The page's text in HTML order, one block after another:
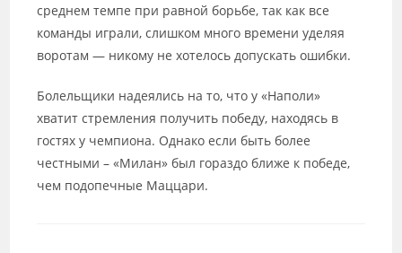
среднем темпе при равной борьбе, так как все
команды играли, слишком много времени уделяя
воротам — никому не хотелось допускать ошибки.
Болельщики надеялись на то, что у «Наполи»
хватит стремления получить победу, находясь в
гостях у чемпиона. Однако если быть более
честными – «Милан» был гораздо ближе к победе,
чем подопечные Маццари.